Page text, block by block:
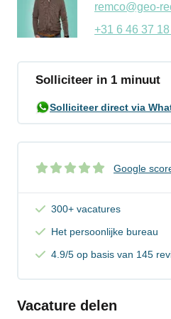
remco@geo-
+31 6 46 37
Solliciteer in 1 minuut
Solliciteer direct via
Google
300+ vacatures
Het persoonlijke bureau
4.9/5 op basis van 145
Vacature delen